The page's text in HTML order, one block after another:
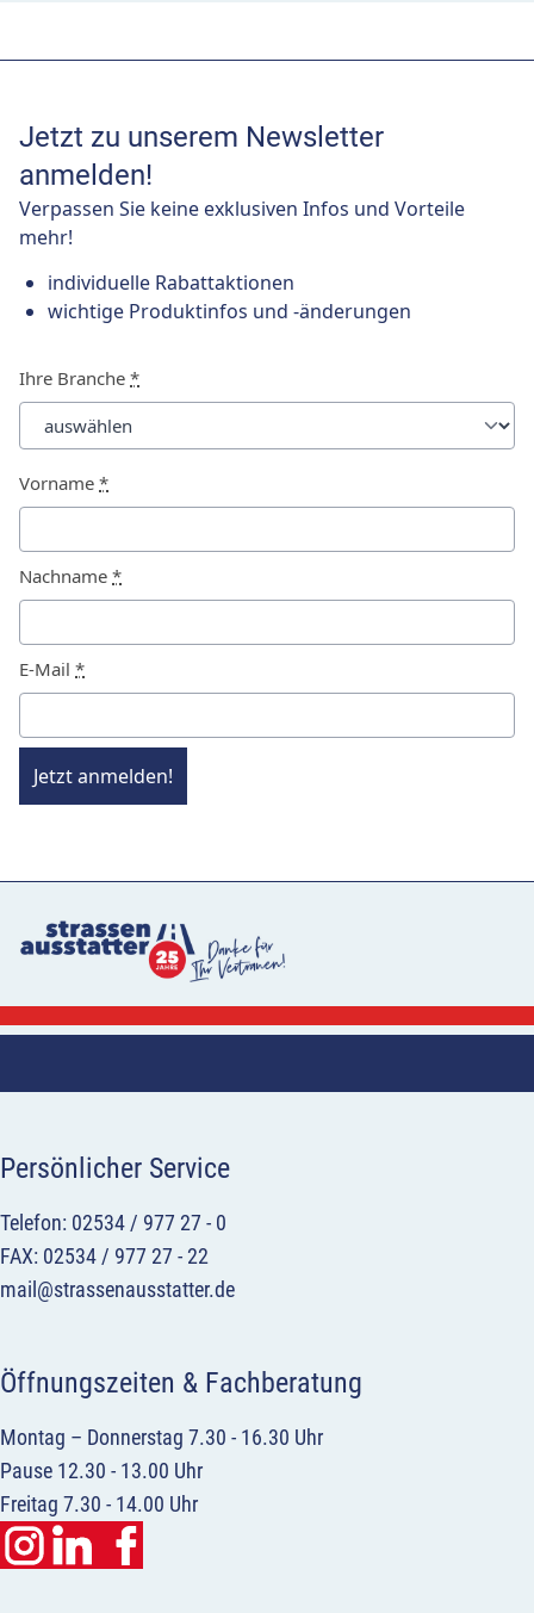
Jetzt zu unserem Newsletter
anmelden!
Verpassen Sie keine exklusiven Infos und Vorteile
mehr!
individuelle Rabattaktionen
wichtige Produktinfos und -änderungen
Ihre Branche *
Vorname *
Nachname *
E-Mail *
Jetzt anmelden!
Persönlicher Service
Telefon: 02534 / 977 27 - 0
FAX: 02534 / 977 27 - 22
mail@strassenausstatter.de
Öffnungszeiten & Fachberatung
Montag – Donnerstag 7.30 - 16.30 Uhr
Pause 12.30 - 13.00 Uhr
Freitag 7.30 - 14.00 Uhr